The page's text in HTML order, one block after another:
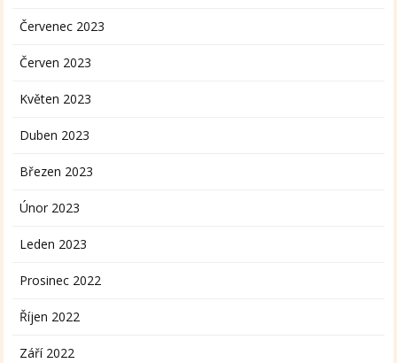
Červenec 2023
Červen 2023
Květen 2023
Duben 2023
Březen 2023
Únor 2023
Leden 2023
Prosinec 2022
Říjen 2022
Září 2022